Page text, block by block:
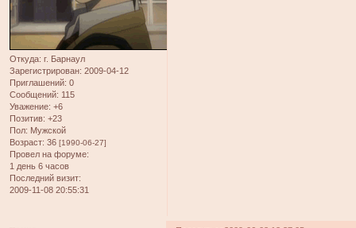
Откуда: г. Барнаул
Зарегистрирован: 2009-04-12
Приглашений: 0
Сообщений: 115
Уважение: +6
Позитив: +23
Пол: Мужской
Возраст: 36 [1990-06-27]
Провел на форуме:
1 день 6 часов
Последний визит:
2009-11-08 20:55:31